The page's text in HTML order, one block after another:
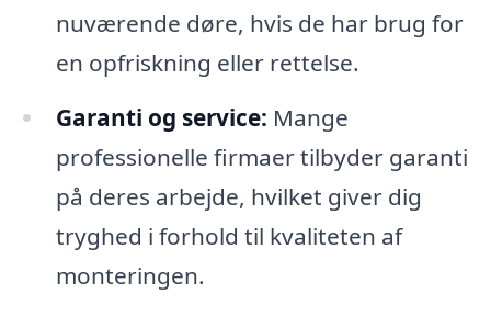
nuværende døre, hvis de har brug for
en opfriskning eller rettelse.
Garanti og service: Mange
professionelle firmaer tilbyder garanti
på deres arbejde, hvilket giver dig
tryghed i forhold til kvaliteten af
monteringen.